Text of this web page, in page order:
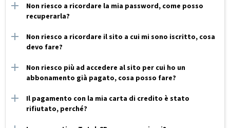
Non riesco a ricordare la mia password, come posso
recuperarla?
Non riesco a ricordare il sito a cui mi sono iscritto, cosa
devo fare?
Non riesco più ad accedere al sito per cui ho un
abbonamento già pagato, cosa posso fare?
Il pagamento con la mia carta di credito è stato
rifiutato, perché?